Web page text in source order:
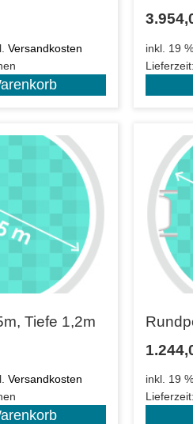
Versandkosten
inkl. 19
Lieferzeit:
Tiefe 1,2m
Versandkosten
inkl. 19
Lieferzeit: